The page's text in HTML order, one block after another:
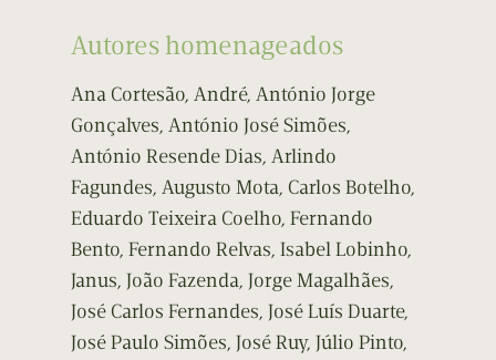
Autores homenageados
Ana Cortesão, André, António Jorge
Gonçalves, António José Simões,
António Resende Dias, Arlindo
Fagundes, Augusto Mota, Carlos Botelho,
Eduardo Teixeira Coelho, Fernando
Bento, Fernando Relvas, Isabel Lobinho,
Janus, João Fazenda, Jorge Magalhães,
José Carlos Fernandes, José Luís Duarte,
José Paulo Simões, José Ruy, Júlio Pinto,